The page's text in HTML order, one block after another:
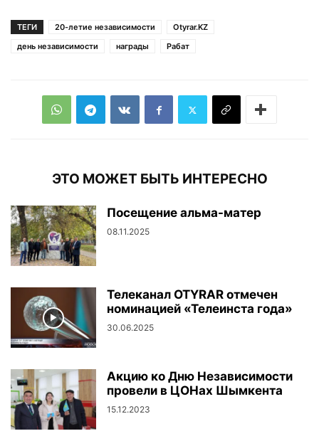
ТЕГИ 20-летие независимости
Otyrar.KZ
день независимости
награды Рабат
ЭТО МОЖЕТ БЫТЬ ИНТЕРЕСНО
Посещение альма-матер
08.11.2025
Телеканал OTYRAR отмечен
номинацией «Телеинста года»
30.06.2025
Акцию ко Дню Независимости
провели в ЦОНах Шымкента
15.12.2023